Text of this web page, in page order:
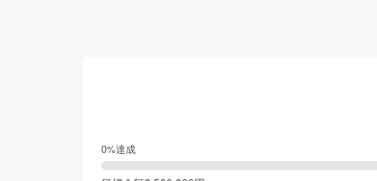
0%達成